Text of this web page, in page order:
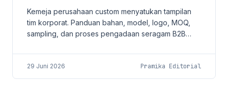
Kemeja perusahaan custom menyatukan tampilan
tim korporat. Panduan bahan, model, logo, MOQ,
sampling, dan proses pengadaan seragam B2B
29 Juni 2026 Pramika Editorial